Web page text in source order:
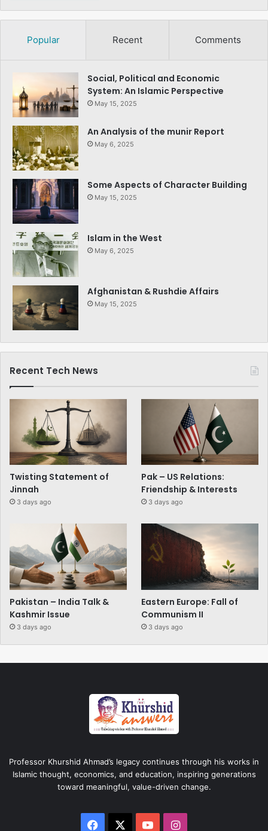
Popular Recent Comments
Social, Political and Economic
System: An Islamic Perspective
May 15, 2025
An Analysis of the munir Report
May 6, 2025
Some Aspects of Character Building
May 15, 2025
Islam in the West
May 6, 2025
Afghanistan & Rushdie Affairs
May 15, 2025
Recent Tech News
Twisting Statement of
Jinnah
3 days ago
Pak – US Relations:
Friendship & Interests
3 days ago
Pakistan – India Talk &
Kashmir Issue
3 days ago
Eastern Europe: Fall of
Communism II
3 days ago
Professor Khurshid Ahmad’s legacy continues through his works in
Islamic thought, economics, and education, inspiring generations
toward meaningful, value-driven change.
Facebook YouTubeInstagram